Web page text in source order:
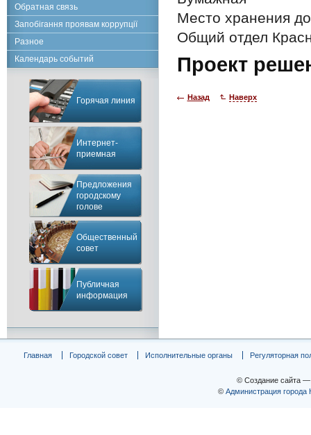
Место хранения
Общий отдел
Проект
Назад Наверх
Обратная связь
Запобігання проявам коррупції
Разное
Календарь событий
Горячая линия
Интернет-
приемная
Предложения
городскому
голове
Общественный
совет
Публичная
информация
Главная Городской совет Исполнительные органы Регуляторная
© Создание сайта
© Администрация города